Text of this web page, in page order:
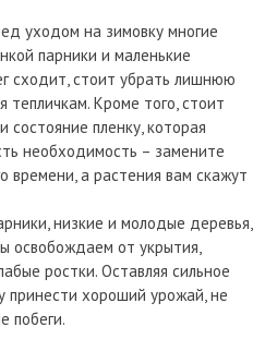
уходом на зимовку многие
парники и маленькие
сходит, стоит убрать лишнюю
тепличкам. Кроме того, стоит
состояние пленку, которая
необходимость – замените
времени, а растения вам скажут
низкие и молодые деревья,
освобождаем от укрытия,
ростки. Оставляя сильное
принести хороший урожай, не
побеги.